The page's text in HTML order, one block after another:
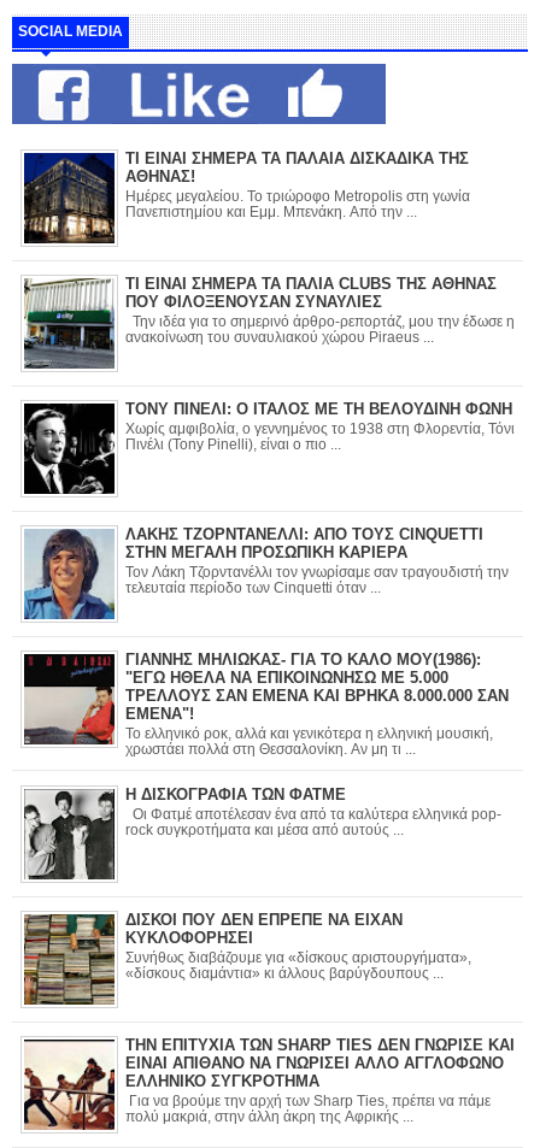
SOCIAL MEDIA
ΤΙ ΕΙΝΑΙ ΣΗΜΕΡΑ ΤΑ ΠΑΛΑΙΑ ΔΙΣΚΑΔΙΚΑ ΤΗΣ
ΑΘΗΝΑΣ!
Ημέρες μεγαλείου. Το τριώροφο Metropolis στη γωνία
Πανεπιστημίου και Εμμ. Μπενάκη. Από την ...
ΤΙ ΕΙΝΑΙ ΣΗΜΕΡΑ ΤΑ ΠΑΛΙΑ CLUBS ΤΗΣ ΑΘΗΝΑΣ
ΠΟΥ ΦΙΛΟΞΕΝΟΥΣΑΝ ΣΥΝΑΥΛΙΕΣ
Την ιδέα για το σημερινό άρθρο-ρεπορτάζ, μου την έδωσε η
ανακοίνωση του συναυλιακού χώρου Piraeus ...
ΤΟΝΥ ΠΙΝΕΛΙ: Ο ΙΤΑΛΟΣ ΜΕ ΤΗ ΒΕΛΟΥΔΙΝΗ ΦΩΝΗ
Χωρίς αμφιβολία, ο γεννημένος το 1938 στη Φλορεντία, Τόνι
Πινέλι (Tony Pinelli), είναι ο πιο ...
ΛΑΚΗΣ ΤΖΟΡΝΤΑΝΕΛΛΙ: ΑΠΟ ΤΟΥΣ CINQUETTI
ΣΤΗΝ ΜΕΓΑΛΗ ΠΡΟΣΩΠΙΚΗ ΚΑΡΙΕΡΑ
Τον Λάκη Τζορντανέλλι τον γνωρίσαμε σαν τραγουδιστή την
τελευταία περίοδο των Cinquetti όταν ...
ΓΙΑΝΝΗΣ ΜΗΛΙΩΚΑΣ- ΓΙΑ ΤΟ ΚΑΛΟ ΜΟΥ(1986):
"ΕΓΩ ΗΘΕΛΑ ΝΑ ΕΠΙΚΟΙΝΩΝΗΣΩ ΜΕ 5.000
ΤΡΕΛΛΟΥΣ ΣΑΝ ΕΜΕΝΑ ΚΑΙ ΒΡΗΚΑ 8.000.000 ΣΑΝ
ΕΜΕΝΑ"!
Το ελληνικό ροκ, αλλά και γενικότερα η ελληνική μουσική,
χρωστάει πολλά στη Θεσσαλονίκη. Αν μη τι ...
Η ΔΙΣΚΟΓΡΑΦΙΑ ΤΩΝ ΦΑΤΜΕ
Οι Φατμέ αποτέλεσαν ένα από τα καλύτερα ελληνικά pop-
rock συγκροτήματα και μέσα από αυτούς ...
ΔΙΣΚΟΙ ΠΟΥ ΔΕΝ ΕΠΡΕΠΕ ΝΑ ΕΙΧΑΝ
ΚΥΚΛΟΦΟΡΗΣΕΙ
Συνήθως διαβάζουμε για «δίσκους αριστουργήματα»,
«δίσκους διαμάντια» κι άλλους βαρύγδουπους ...
ΤΗΝ ΕΠΙΤΥΧΙΑ ΤΩΝ SHARP TIES ΔΕΝ ΓΝΩΡΙΣΕ ΚΑΙ
ΕΙΝΑΙ ΑΠΙΘΑΝΟ ΝΑ ΓΝΩΡΙΣΕΙ ΑΛΛΟ ΑΓΓΛΟΦΩΝΟ
ΕΛΛΗΝΙΚΟ ΣΥΓΚΡΟΤΗΜΑ
Για να βρούμε την αρχή των Sharp Ties, πρέπει να πάμε
πολύ μακριά, στην άλλη άκρη της Αφρικής ...